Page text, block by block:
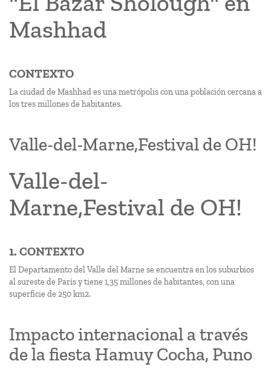
Mashhad
CONTEXTO
La ciudad de Mashhad es una metrópolis con una población cercana a
los tres millones de habitantes.
Valle-del-Marne,Festival de OH!
Valle-del-
Marne,Festival de OH!
1. CONTEXTO
El Departamento del Valle del Marne se encuentra en los suburbios
al sureste de París y tiene 1,35 millones de habitantes, con una
superficie de 250 km2.
Impacto internacional a través
de la fiesta Hamuy Cocha, Puno